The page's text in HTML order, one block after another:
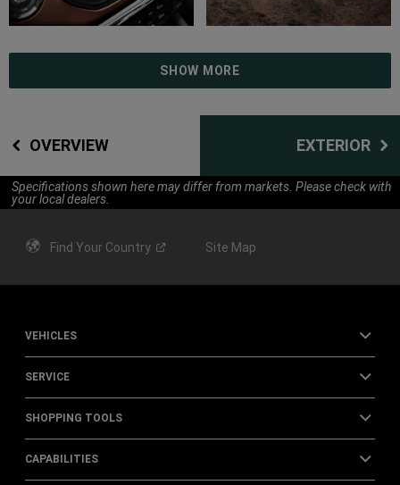
SHOW MORE
OVERVIEW EXTERIOR
Specifications shown here may differ from markets. Please check with
your local dealers.
Find Your Country Site Map
VEHICLES
SERVICE
SHOPPING TOOLS
CAPABILITIES